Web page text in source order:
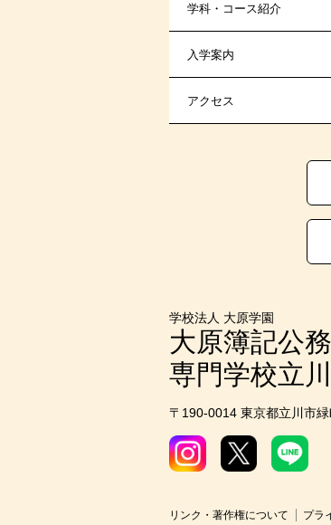
学科・コース紹介
入学案内
アクセス
学校法人 大原学園
大原簿記公
専門学校立
〒190-0014 東京都立川市
リンク・著作権について プラ